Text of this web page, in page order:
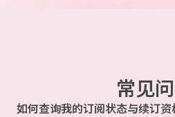
常见
如何查询我的订阅状态与续订资